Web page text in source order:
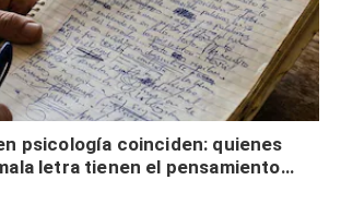
psicología coinciden: quienes
letra tienen el pensamiento
hacen por desinterés